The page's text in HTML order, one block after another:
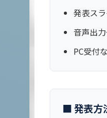
発表ス
音声出
PC受付
■ 発表方